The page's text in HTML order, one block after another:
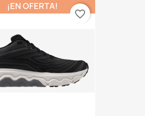
¡EN OFERTA!
favorite_border